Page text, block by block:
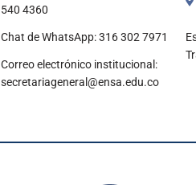
540 4360
Chat de WhatsApp: 316 302 7971
Correo electrónico institucional:
secretariageneral@ensa.edu.co